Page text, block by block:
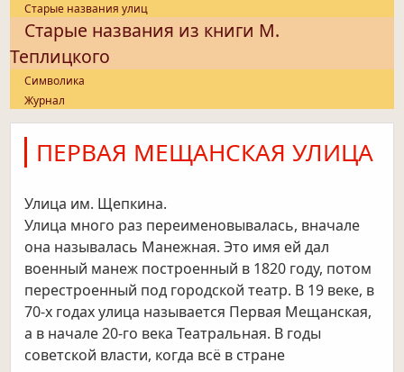
Старые названия улиц
Старые названия из книги М.
Теплицкого
Символика
Журнал
ПЕРВАЯ МЕЩАНСКАЯ УЛИЦА
Улица им. Щепкина.
Улица много раз переименовывалась, вначале
она называлась Манежная. Это имя ей дал
военный манеж построенный в 1820 году, потом
перестроенный под городской театр. В 19 веке, в
70-х годах улица называется Первая Мещанская,
а в начале20-го века Театральная. В годы
советской власти, когда всё в стране